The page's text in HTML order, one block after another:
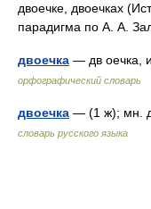
двоечке, двоечках
парадигма по А. А.
двоечка — дв оечка,
орфографический словарь
двоечка — (1 ж); мн.
словарь русского языка